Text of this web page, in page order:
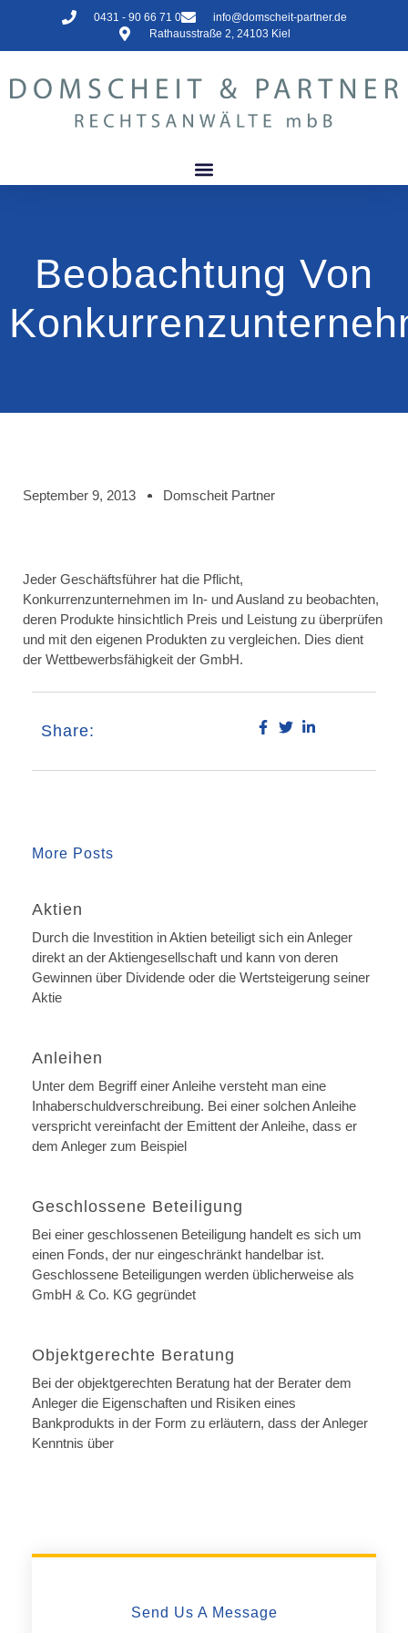
0431 - 90 66 71 0
info@domscheit-partner.de
Rathausstraße 2, 24103 Kiel
Beobachtung Von
September 9, 2013 Domscheit Partner
Jeder Geschäftsführer hat die Pflicht,
Konkurrenzunternehmen im In- und Ausland zu beobachten,
deren Produkte hinsichtlich Preis und Leistung zu überprüfen
und mit den eigenen Produkten zu vergleichen. Dies dient
der Wettbewerbsfähigkeit der GmbH.
Share:
More Posts
Aktien
Durch die Investition in Aktien beteiligt sich ein Anleger
direkt an der Aktiengesellschaft und kann von deren
Gewinnen über Dividende oder die Wertsteigerung seiner
Aktie
Anleihen
Unter dem Begriff einer Anleihe versteht man eine
Inhaberschuldverschreibung. Bei einer solchen Anleihe
verspricht vereinfacht der Emittent der Anleihe, dass er
dem Anleger zum Beispiel
Geschlossene Beteiligung
Bei einer geschlossenen Beteiligung handelt es sich um
einen Fonds, der nur eingeschränkt handelbar ist.
Geschlossene Beteiligungen werden üblicherweise als
GmbH & Co. KG gegründet
Objektgerechte Beratung
Bei der objektgerechten Beratung hat der Berater dem
Anleger die Eigenschaften und Risiken eines
Bankprodukts in der Form zu erläutern, dass der Anleger
Kenntnis über
Send Us A Message